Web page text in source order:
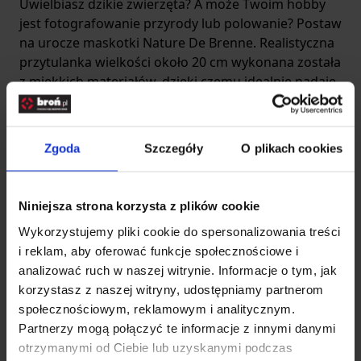
Zgoda Szczegóły O plikach cookies
Niniejsza strona korzysta z plików cookie
Wykorzystujemy pliki cookie do spersonalizowania treści
i reklam, aby oferować funkcje społecznościowe i
analizować ruch w naszej witrynie. Informacje o tym, jak
korzystasz z naszej witryny, udostępniamy partnerom
społecznościowym, reklamowym i analitycznym.
Partnerzy mogą połączyć te informacje z innymi danymi
otrzymanymi od Ciebie lub uzyskanymi podczas
Uwielbiasz dzikie zwierzęta? A może Twoim hobby
jest fotografowanie przyrody lub polowanie? Postaw
na urocze maskotki Nature De Brenne. Realistyczna
przytulanka wielkości około 20 cm wykonana została
z miękkich materiałów, dzięki czemu idealnie nadaje
się na upominek. Dodatkową atrakcją jest fakt, że po
naciśnięciu mechanizmu zabawka wydaje dźwięki
imitujące określone zwierzę. W naszym sklepie
znajdziesz pluszowego dzika, sowę, koziorożca,
szopa, królika i niedźwiedzia, a nawet żółwia.
Sympatyczna przytulanka może zostać ulubionym
pluszakiem do zabawy lub dekoracją pokoju.
Firma Nature De Brenne ma w swojej ofercie także
inne gadżety odpowiednie na prezent dla miłośnika
dzikiej przyrody. Urocze breloczki, zabawne czapki i
szaliki, a także ciepłe kapcie z motywem dzika to
rewelacyjny pomysł na upominek na każdą okazję.
Przydatne i praktyczne gadżety dla fanów
outdooru